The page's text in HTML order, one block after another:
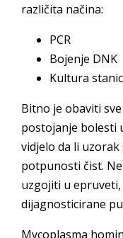
različita načina:
PCR
Bojenje DNK
Kultura
Bitno je obaviti
postojanje bolesti
vidjelo da li
potpunosti čist.
uzgojiti u
dijagnosticirane
Mycoplasma